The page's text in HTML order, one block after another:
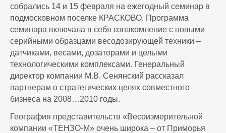
собрались 14 и 15 февраля на ежегодный семинар в
подмосковном поселке КРАСКОВО. Программа
семинара включала в себя ознакомление с новыми
серийными образцами весодозирующей техники –
датчиками, весами, дозаторами и целыми
технологическими комплексами. Генеральный
директор компании М.В. Сенянский рассказал
партнерам о стратегических целях совместного
бизнеса на 2008…2010 годы.
География представительств «Весоизмерительной
компании «ТЕНЗО-М» очень широка – от Приморья